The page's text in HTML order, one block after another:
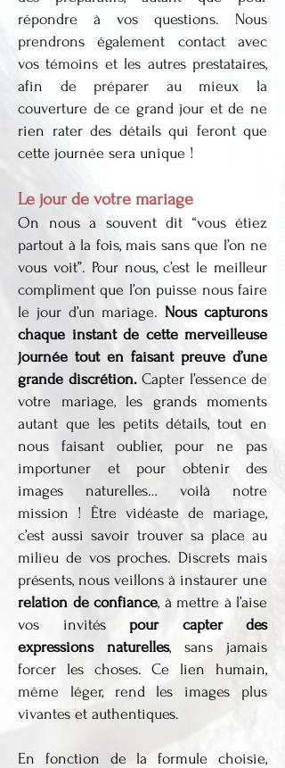
répondre à vos questions. Nous
prendrons également contact avec
vos témoins et les autres prestataires,
afin de préparer au mieux la
couverture de ce grand jour et de ne
rien rater des détails qui feront que
cette journée sera unique !
Le jour de votre mariage
On nous a souvent dit “vous étiez
partout à la fois, mais sans que l’on ne
vous voit”. Pour nous, c’est le meilleur
compliment que l’on puisse nous faire
le jour d’un mariage.Nous capturons
chaque instant de cette merveilleuse
journée tout en faisant preuve d’une
grande discrétion.Capter l’essence de
votre mariage, les grands moments
autant que les petits détails, tout en
nous faisant oublier, pour ne pas
importuner et pour obtenir des
images naturelles… voilà notre
mission ! Être vidéaste de mariage,
c’est aussi savoir trouver sa place au
milieu de vos proches. Discrets mais
présents, nous veillons à instaurer une
relation de confiance, à mettre à l’aise
vos invités pour capter des
expressions naturelles, sans jamais
forcer les choses. Ce lien humain,
même léger, rend les images plus
vivantes et authentiques.
En fonction de la formule choisie,